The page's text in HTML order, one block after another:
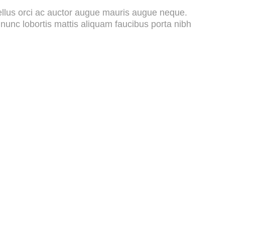
orci ac auctor augue mauris augue neque.
lobortis mattis aliquam faucibus porta nibh